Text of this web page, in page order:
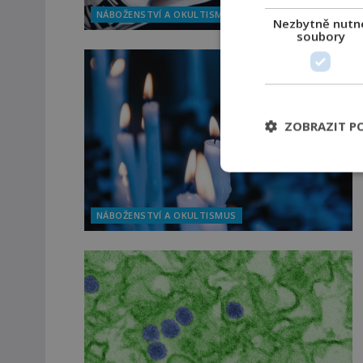
NÁBOŽENSTVÍ A OKULTISMUS
NÁBOŽENSTVÍ A OKULTISMUS
Nezbytně
soubory
ZOBRAZIT